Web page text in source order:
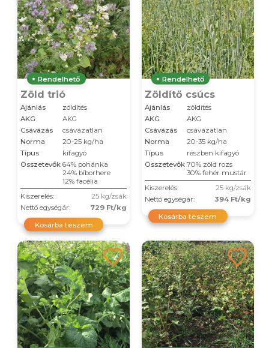
Rendelhető
Zöld trió
Ajánlás
zöldítés
AKG
AKG
Csávázás
csávázatlan
Norma
20-25 kg/ha
Típus
kifagyó
Összetevők 64% pohánka
24% bíborhere
12% facélia
Kiszerelés:
25 kg/zsák
Nettó egységár:
729 Ft/kg
Kosárba teszem
Rendelhető
Zöldítő csúcs
Ajánlás
zöldítés
AKG
AKG
Csávázás
csávázatlan
Norma
20-35 kg/ha
Típus
részben kifagyó
Összetevők 70% zöld rozs
30% fehér mustár
Kiszerelés:
25 kg/zsák
Nettó egységár:
394 Ft/kg
Kosárba teszem